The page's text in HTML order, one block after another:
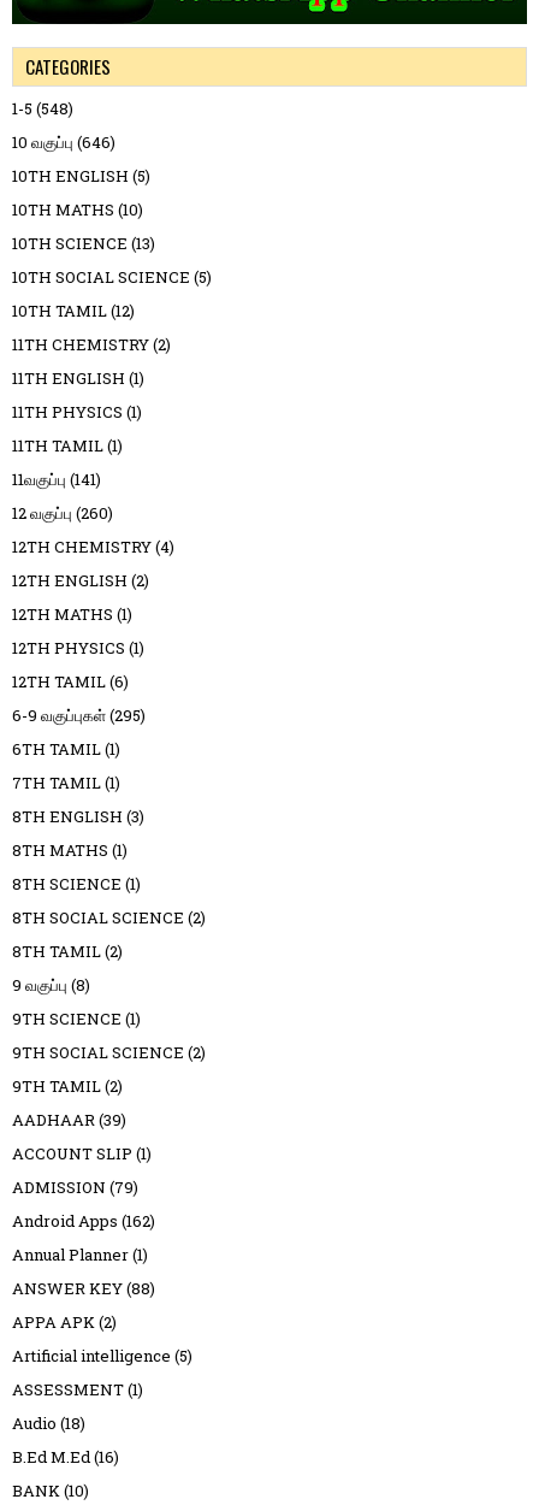
CATEGORIES
1-5 (548)
10 வகுப்பு (646)
10TH ENGLISH (5)
10TH MATHS (10)
10TH SCIENCE (13)
10TH SOCIAL SCIENCE (5)
10TH TAMIL(12)
11TH CHEMISTRY(2)
11TH ENGLISH (1)
11TH PHYSICS (1)
11TH TAMIL(1)
11வகுப்பு (141)
12 வகுப்பு (260)
12TH CHEMISTRY(4)
12TH ENGLISH (2)
12TH MATHS (1)
12TH PHYSICS (1)
12TH TAMIL(6)
6-9 வகுப்புகள்(295)
6TH TAMIL(1)
7TH TAMIL(1)
8TH ENGLISH (3)
8TH MATHS (1)
8TH SCIENCE (1)
8TH SOCIAL SCIENCE (2)
8TH TAMIL(2)
9 வகுப்பு (8)
9TH SCIENCE (1)
9TH SOCIAL SCIENCE (2)
9TH TAMIL(2)
AADHAAR(39)
ACCOUNT SLIP (1)
ADMISSION (79)
Android Apps (162)
Annual Planner(1)
ANSWER KEY(88)
APPA APK(2)
Artificial intelligence (5)
ASSESSMENT(1)
Audio (18)
B.Ed M.Ed(16)
BANK(10)